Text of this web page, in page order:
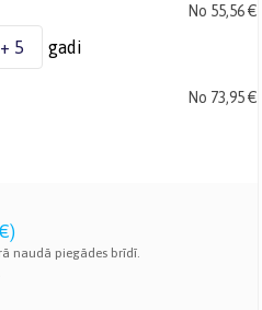
No 55,56 €
+ 5 gadi
No 73,95 €
)
naudā piegādes brīdī.